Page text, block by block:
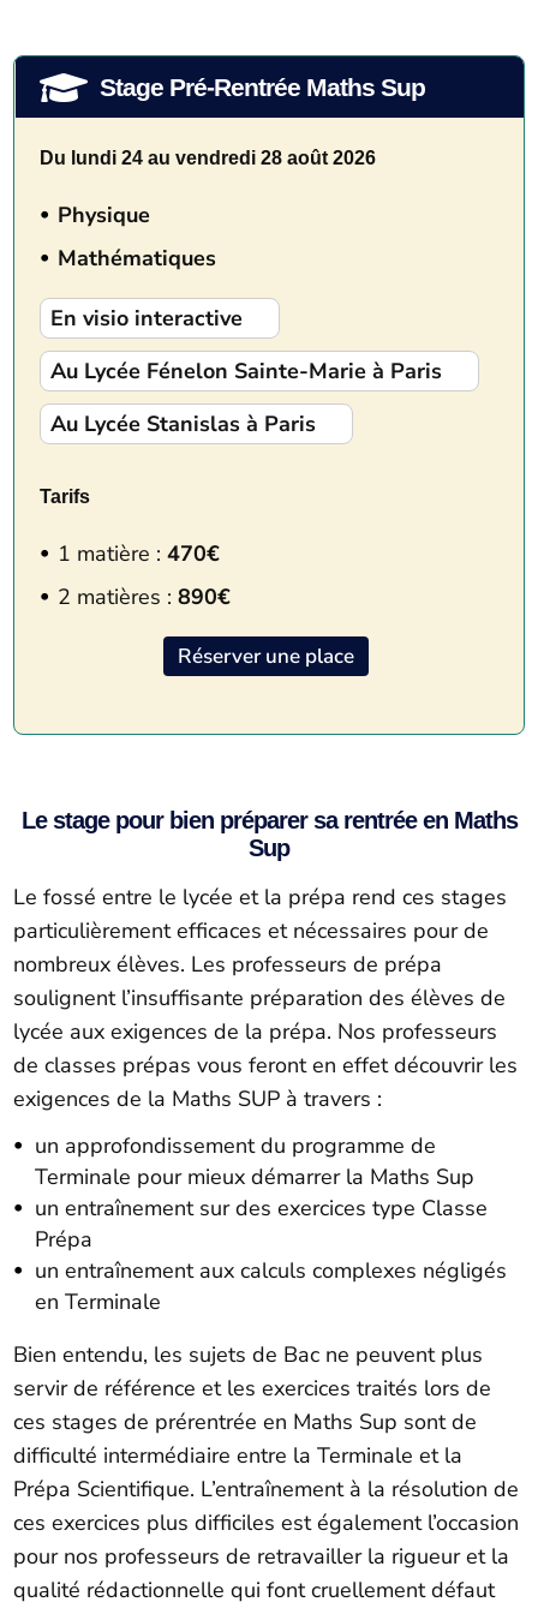
t
 Stage Pré-Rentrée Maths Sup
Du lundi 24 au vendredi 28 août 2026
Physique
Mathématiques
En visio interactive
Au Lycée Fénelon Sainte-Marie à Paris
Au Lycée Stanislas à Paris
Tarifs
1 matière : 470€
2 matières : 890€
Réserver une place
Le stage pour bien préparer sa rentrée en Maths
Sup
Le fossé entre le lycée et la prépa rend ces stages
particulièrement efficaces et nécessaires pour de
nombreux élèves. Les professeurs de prépa
soulignent l’insuffisante préparation des élèves de
lycée aux exigences de la prépa. Nos professeurs
de classes prépas vous feront en effet découvrir les
exigences de la Maths SUP à travers :
un approfondissement du programme de
Terminale pour mieux démarrer la Maths Sup
un entraînement sur des exercices type Classe
Prépa
un entraînement aux calculs complexes négligés
en Terminale
Bien entendu, les sujets de Bac ne peuvent plus
servir de référence et les exercices traités lors de
ces stages de prérentrée en Maths Sup sont de
difficulté intermédiaire entre la Terminale et la
Prépa Scientifique. L’entraînement à la résolution de
ces exercices plus difficiles est également l’occasion
pour nos professeurs de retravailler la rigueur et la
qualité rédactionnelle qui font cruellement défaut